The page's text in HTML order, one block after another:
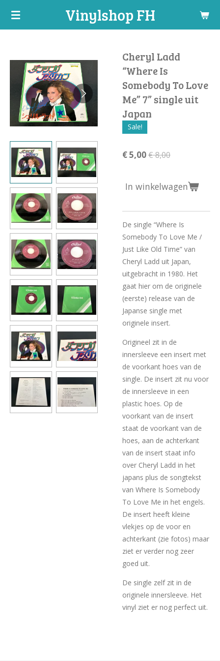
Ga
hoofdinhoud
Vinylshop FH
Cheryl Ladd
“Where Is
Somebody To Love
Me” 7” single uit
Japan
Sale!
€ 5,00€ 8,00
In winkelwagen
De single “Where Is
Somebody To Love Me /
Just Like Old Time” van
Cheryl Ladd uit Japan,
uitgebracht in 1980. Het
gaat hier om de originele
(eerste) release van de
Japanse single met
originele insert.
Origineel zit in de
innersleeve een insert met
de voorkant hoes van de
single. De insert zit nu voor
de innersleeve in een
plastic hoes. Op de
voorkant van de insert
staat de voorkant van de
hoes, aan de achterkant
van de insert staat info
over Cheryl Ladd in het
japans plus de songtekst
van Where Is Somebody
To Love Me in het engels.
De insert heeft kleine
vlekjes op de voor en
achterkant (zie fotos) maar
ziet er verder nog zeer
goed uit.
De single zelf zit in de
originele innersleeve. Het
vinyl ziet er nog perfect uit.